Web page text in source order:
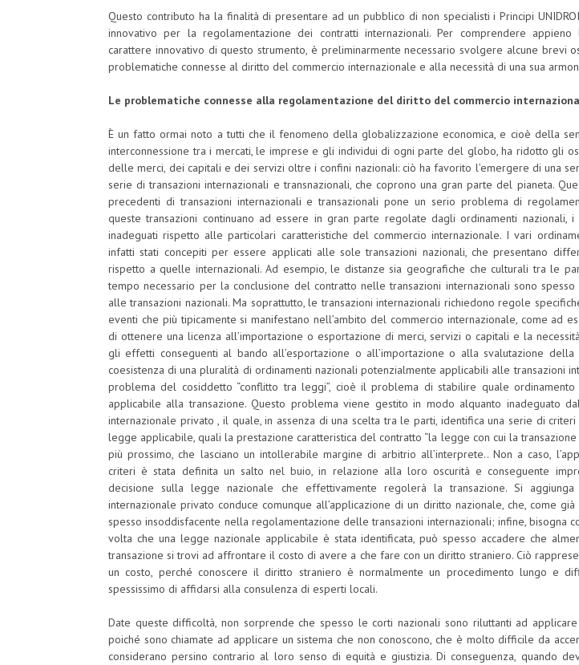
Questo contributo ha la finalità di presentare ad un pubblico di non specialisti i Principi
innovativo per la regolamentazione dei contratti internazionali. Per comprendere appieno
carattere innovativo di questo strumento, è preliminarmente necessario svolgere alcune brevi
problematiche connesse al diritto del commercio internazionale e alla necessità di una sua
Le problematiche connesse alla regolamentazione del diritto del commercio
È un fatto ormai noto a tutti che il fenomeno della globalizzazione economica, e cioè della
interconnessione tra i mercati, le imprese e gli individui di ogni parte del globo, ha ridotto gli
delle merci, dei capitali e dei servizi oltre i confini nazionali: ciò ha favorito l’emergere di una
serie di transazioni internazionali e transnazionali, che coprono una gran parte del pianeta.
precedenti di transazioni internazionali e transazionali pone un serio problema di
queste transazioni continuano ad essere in gran parte regolate dagli ordinamenti nazionali, i
inadeguati rispetto alle particolari caratteristiche del commercio internazionale. I vari
infatti stati concepiti per essere applicati alle sole transazioni nazionali, che presentano
rispetto a quelle internazionali. Ad esempio, le distanze sia geografiche che culturali tra le
tempo necessario per la conclusione del contratto nelle transazioni internazionali sono
alle transazioni nazionali. Ma soprattutto, le transazioni internazionali richiedono regole
eventi che più tipicamente si manifestano nell’ambito del commercio internazionale, come ad
di ottenere una licenza all’importazione o esportazione di merci, servizi o capitali e la
gli effetti conseguenti al bando all’esportazione o all’importazione o alla svalutazione della
coesistenza di una pluralità di ordinamenti nazionali potenzialmente applicabili alle transazioni
problema del cosiddetto “conflitto tra leggi”, cioè il problema di stabilire quale
applicabile alla transazione. Questo problema viene gestito in modo alquanto inadeguato
internazionale privato , il quale, in assenza di una scelta tra le parti, identifica una serie di
legge applicabile, quali la prestazione caratteristica del contratto “la legge con cui la
più prossimo, che lasciano un intollerabile margine di arbitrio all’interprete.. Non a caso,
criteri è stata definita un salto nel buio, in relazione alla loro oscurità e conseguente
decisione sulla legge nazionale che effettivamente regolerà la transazione. Si
internazionale privato conduce comunque all’applicazione di un diritto nazionale, che, come
spesso insoddisfacente nella regolamentazione delle transazioni internazionali; infine, bisogna
volta che una legge nazionale applicabile è stata identificata, può spesso accadere che
transazione si trovi ad affrontare il costo di avere a che fare con un diritto straniero. Ciò
un costo, perché conoscere il diritto straniero è normalmente un procedimento lungo e
spessissimo di affidarsi alla consulenza di esperti locali.
Date queste difficoltà, non sorprende che spesso le corti nazionali sono riluttanti ad
poiché sono chiamate ad applicare un sistema che non conoscono, che è molto difficile da
considerano persino contrario al loro senso di equità e giustizia. Di conseguenza, quando